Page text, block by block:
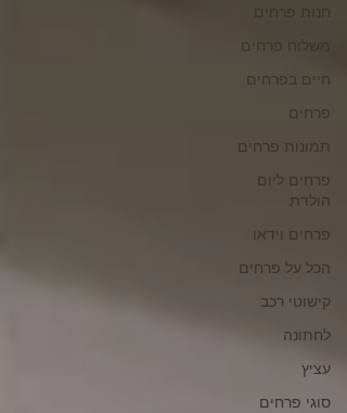
חנות פרחים
משלוח פרחים
חיים בפרחים
פרחים
תמונות פרחים
פרחים ליום
הולדת
פרחים וידאו
הכל על פרחים
קישוטי רכב
לחתונה
עציץ
סוגי פרחים